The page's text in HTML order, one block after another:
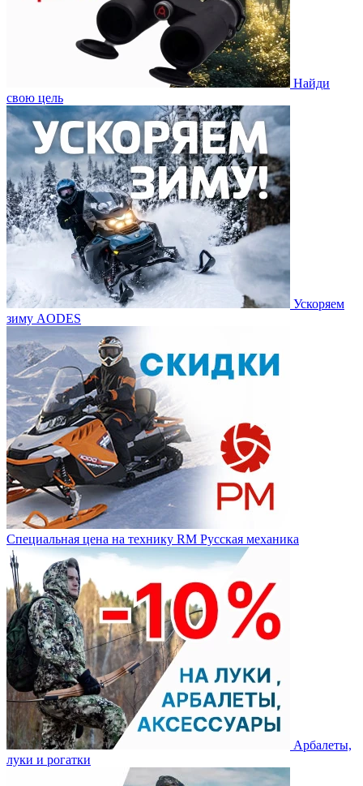
Найди
свою цель
Ускоряем
зиму AODES
Специальная цена на технику RM Русская механика
Арбалеты,
луки и рогатки